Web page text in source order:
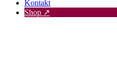
Kontakt
Shop ↗